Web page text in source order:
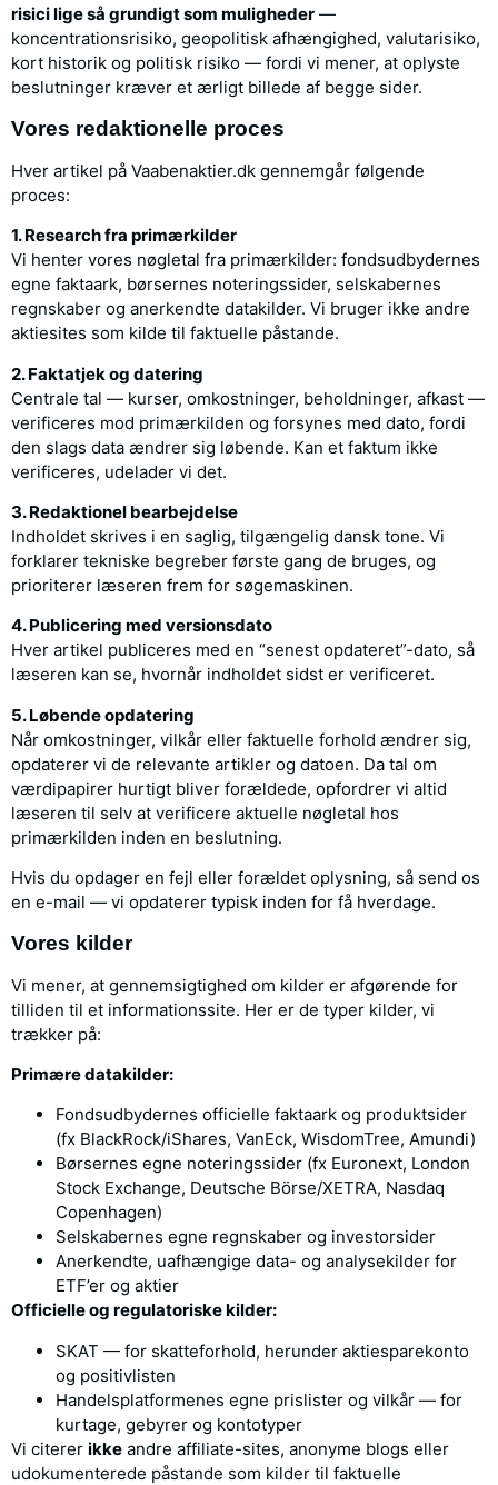
risici lige så grundigt som muligheder —
koncentrationsrisiko, geopolitisk afhængighed, valutarisiko,
kort historik og politisk risiko — fordi vi mener, at oplyste
beslutninger kræver et ærligt billede af begge sider.
Vores redaktionelle proces
Hver artikel på Vaabenaktier.dk gennemgår følgende
proces:
1. Research fra primærkilder
Vi henter vores nøgletal fra primærkilder: fondsudbydernes
egne faktaark, børsernes noteringssider, selskabernes
regnskaber og anerkendte datakilder. Vi bruger ikke andre
aktiesites som kilde til faktuelle påstande.
2. Faktatjek og datering
Centrale tal — kurser, omkostninger, beholdninger, afkast —
verificeres mod primærkilden og forsynes med dato, fordi
den slags data ændrer sig løbende. Kan et faktum ikke
verificeres, udelader vi det.
3. Redaktionel bearbejdelse
Indholdet skrives i en saglig, tilgængelig dansk tone. Vi
forklarer tekniske begreber første gang de bruges, og
prioriterer læseren frem for søgemaskinen.
4. Publicering med versionsdato
Hver artikel publiceres med en “senest opdateret”-dato, så
læseren kan se, hvornår indholdet sidst er verificeret.
5. Løbende opdatering
Når omkostninger, vilkår eller faktuelle forhold ændrer sig,
opdaterer vi de relevante artikler og datoen. Da tal om
værdipapirer hurtigt bliver forældede, opfordrer vi altid
læseren til selv at verificere aktuelle nøgletal hos
primærkilden inden en beslutning.
Hvis du opdager en fejl eller forældet oplysning, så send os
en e-mail — vi opdaterer typisk inden for få hverdage.
Vores kilder
Vi mener, at gennemsigtighed om kilder er afgørende for
tilliden til et informationssite. Her er de typer kilder, vi
trækker på:
Primære datakilder:
Fondsudbydernes officielle faktaark og produktsider
(fx BlackRock/iShares, VanEck, WisdomTree, Amundi)
Børsernes egne noteringssider (fx Euronext, London
Stock Exchange, Deutsche Börse/XETRA, Nasdaq
Copenhagen)
Selskabernes egne regnskaber og investorsider
Anerkendte, uafhængige data- og analysekilder for
ETF’er og aktier
Officielle og regulatoriske kilder:
SKAT — for skatteforhold, herunder aktiesparekonto
og positivlisten
Handelsplatformenes egne prislister og vilkår — for
kurtage, gebyrer og kontotyper
Vi citerer ikke andre affiliate-sites, anonyme blogs eller
udokumenterede påstande som kilder til faktuelle